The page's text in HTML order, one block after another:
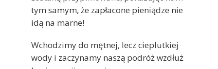
tym samym, że zapłacone pieniądze nie
idą na marne!
Wchodzimy do mętnej, lecz cieplutkiej
wody i zaczynamy naszą podróż wzdłuż